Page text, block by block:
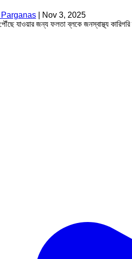
Nov 3, 2025
যাওয়ার জন্য ফলতা ব্লকে জনস্বাস্থ্য